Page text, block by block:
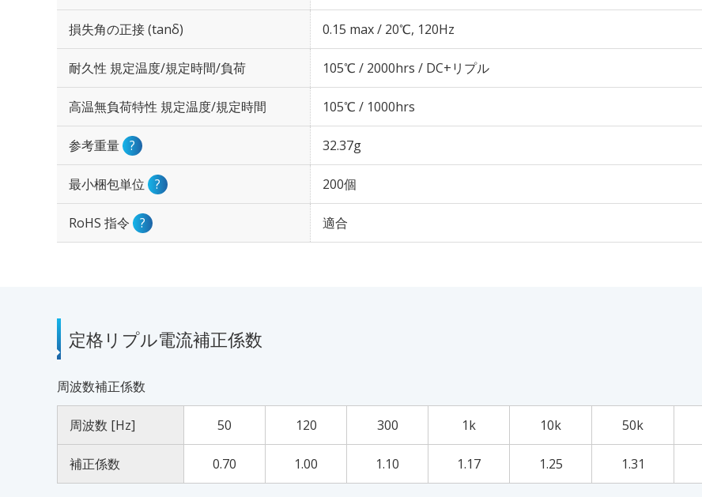
損失角の正接 (tanδ) 0.15 max / 20℃, 120Hz
耐久性 規定温度/規定時間/負荷 105℃ / 2000hrs / DC+リプル
高温無負荷特性 規定温度/規定時間 105℃ / 1000hrs
参考重量 ? 32.37g
最小梱包単位 ? 200個
RoHS 指令 ? 適合
定格リプル電流補正係数
周波数補正係数
周波数 [Hz] 50 120 300 1k 10k 50k
補正係数 0.70 1.00 1.10 1.17 1.25 1.31